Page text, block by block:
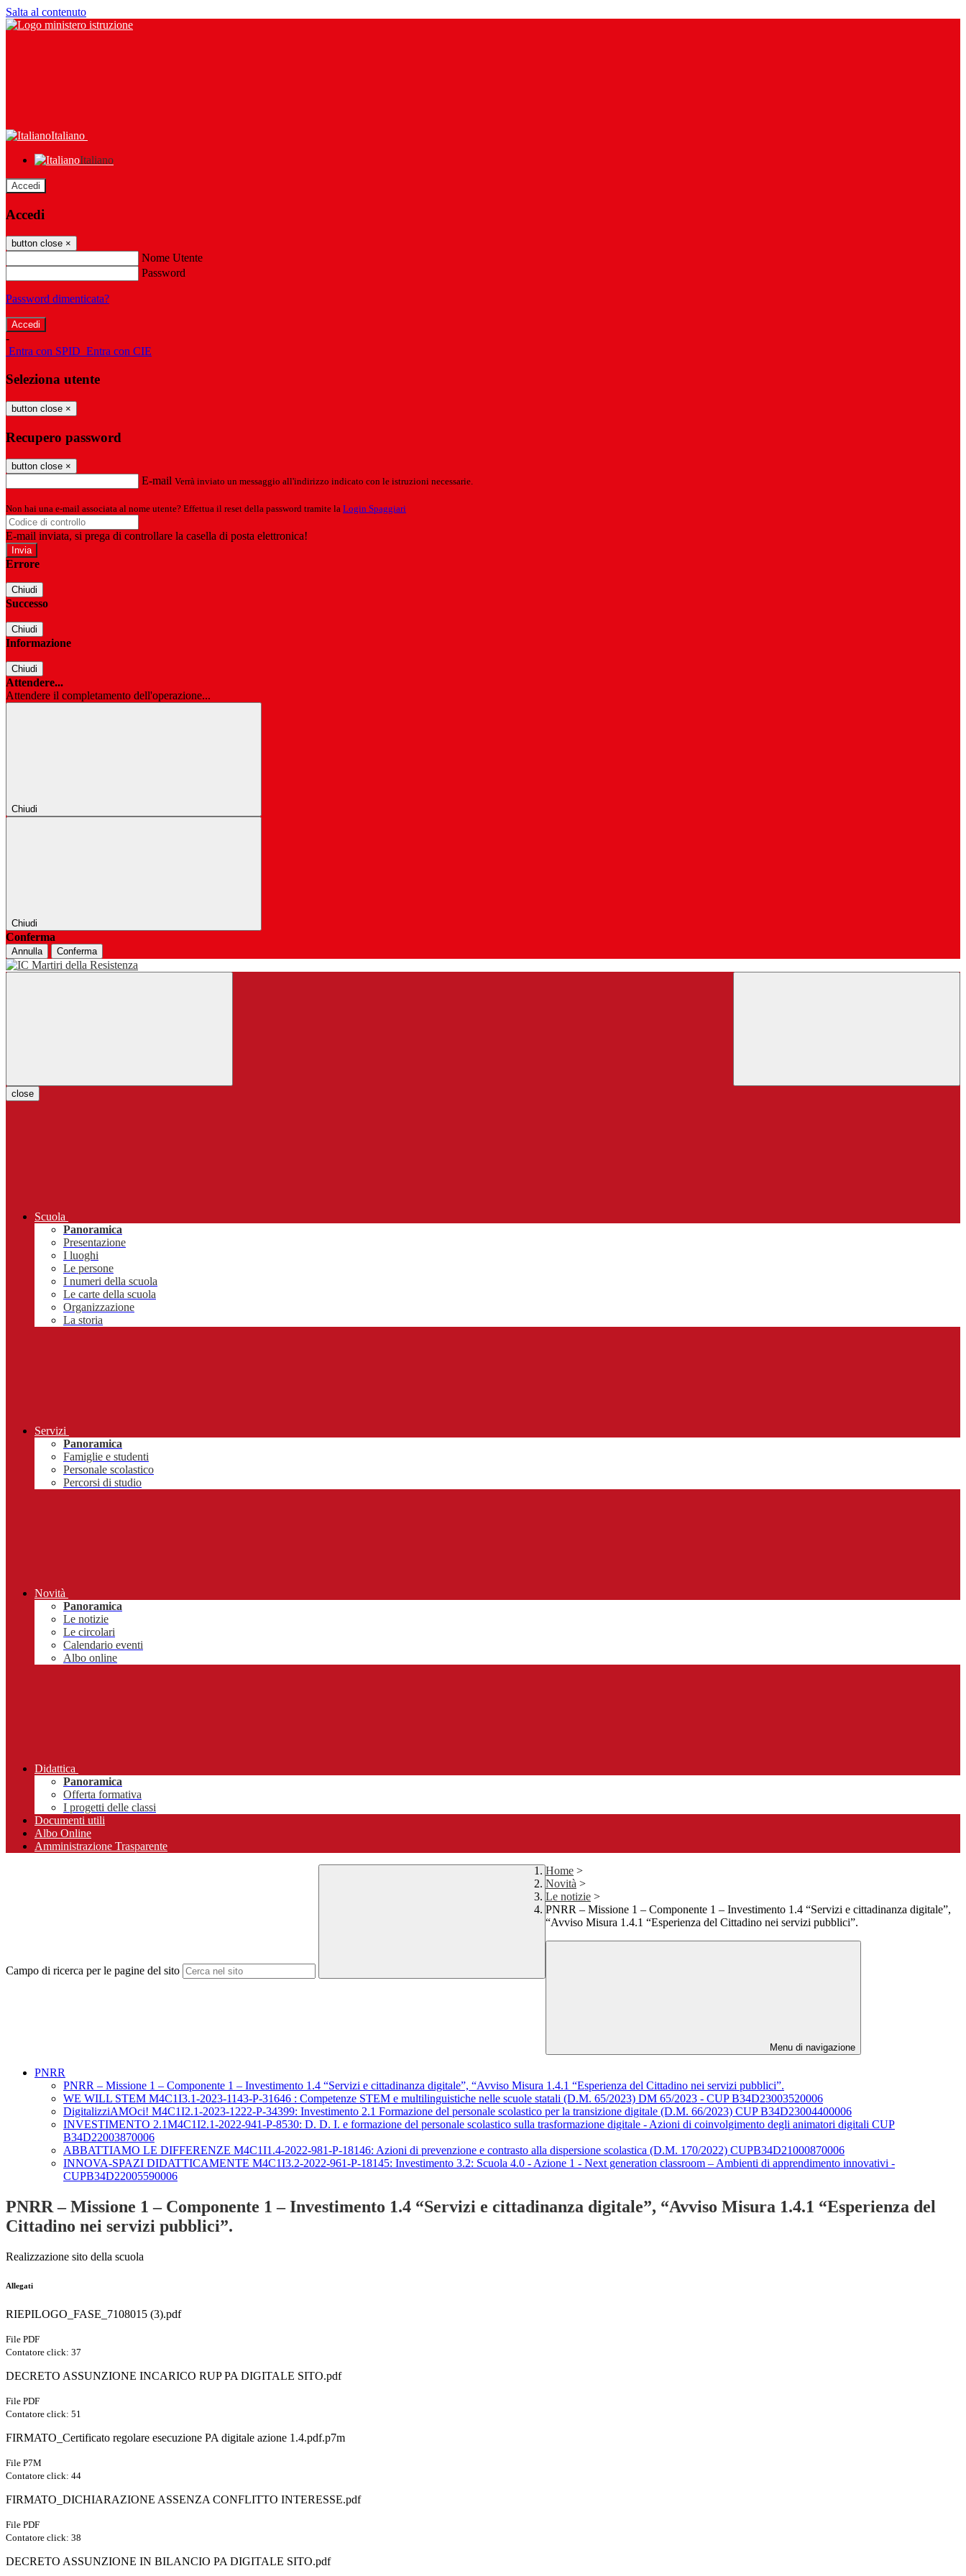
Salta al contenuto
Italiano
Italiano
Accedi
Accedi
button close ×
Nome Utente
Password
Password dimenticata?
-
Entra con SPID Entra con CIE
Seleziona utente
button close ×
Recupero password
button close ×
E-mail Verrà inviato un messaggio all'indirizzo indicato con le istruzioni necessarie.
Non hai una e-mail associata al nome utente? Effettua il reset della password tramite la Login Spaggiari
E-mail inviata, si prega di controllare la casella di posta elettronica!
Errore
Chiudi
Successo
Chiudi
Informazione
Chiudi
Attendere...
Attendere il completamento dell'operazione...
Chiudi
Chiudi
Conferma
Annulla Conferma
close
Scuola
Panoramica
Presentazione
I luoghi
Le persone
I numeri della scuola
Le carte della scuola
Organizzazione
La storia
Servizi
Panoramica
Famiglie e studenti
Personale scolastico
Percorsi di studio
Novità
Panoramica
Le notizie
Le circolari
Calendario eventi
Albo online
Didattica
Panoramica
Offerta formativa
I progetti delle classi
Documenti utili
Albo Online
Amministrazione Trasparente
Campo di ricerca per le pagine del sito
Home >
Novità >
Le notizie >
PNRR – Missione 1 – Componente 1 – Investimento 1.4 “Servizi e cittadinanza digitale”,
“Avviso Misura 1.4.1 “Esperienza del Cittadino nei servizi pubblici”.
Menu di navigazione
PNRR
PNRR – Missione 1 – Componente 1 – Investimento 1.4 “Servizi e cittadinanza digitale”, “Avviso Misura 1.4.1 “Esperienza del Cittadino nei servizi pubblici”.
WE WILL STEM M4C1I3.1-2023-1143-P-31646 : Competenze STEM e multilinguistiche nelle scuole statali (D.M. 65/2023) DM 65/2023 - CUP B34D23003520006
DigitalizziAMOci! M4C1I2.1-2023-1222-P-34399: Investimento 2.1 Formazione del personale scolastico per la transizione digitale (D.M. 66/2023) CUP B34D23004400006
INVESTIMENTO 2.1M4C1I2.1-2022-941-P-8530: D. D. I. e formazione del personale scolastico sulla trasformazione digitale - Azioni di coinvolgimento degli animatori digitali CUP
B34D22003870006
ABBATTIAMO LE DIFFERENZE M4C1I1.4-2022-981-P-18146: Azioni di prevenzione e contrasto alla dispersione scolastica (D.M. 170/2022) CUPB34D21000870006
INNOVA-SPAZI DIDATTICAMENTE M4C1I3.2-2022-961-P-18145: Investimento 3.2: Scuola 4.0 - Azione 1 - Next generation classroom – Ambienti di apprendimento innovativi -
CUPB34D22005590006
PNRR – Missione 1 – Componente 1 – Investimento 1.4 “Servizi e cittadinanza digitale”, “Avviso Misura 1.4.1 “Esperienza del
Cittadino nei servizi pubblici”.
Realizzazione sito della scuola
Allegati
RIEPILOGO_FASE_7108015 (3).pdf
File PDF
Contatore click: 37
DECRETO ASSUNZIONE INCARICO RUP PA DIGITALE SITO.pdf
File PDF
Contatore click: 51
FIRMATO_Certificato regolare esecuzione PA digitale azione 1.4.pdf.p7m
File P7M
Contatore click: 44
FIRMATO_DICHIARAZIONE ASSENZA CONFLITTO INTERESSE.pdf
File PDF
Contatore click: 38
DECRETO ASSUNZIONE IN BILANCIO PA DIGITALE SITO.pdf